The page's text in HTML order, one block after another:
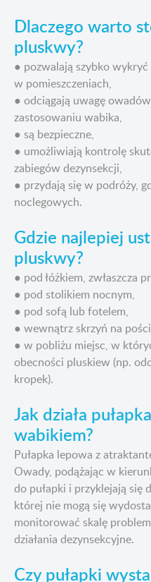
Dlaczego warto
pluskwy?
● pozwalają szybko
w pomieszczeniach,
● odciągają uwagę
zastosowaniu wabika,
● są bezpieczne,
● umożliwiają kontrolę
zabiegów dezynsekcji,
● przydają się w podróży,
noclegowych.
Gdzie najlepiej
pluskwy?
● pod łóżkiem, zwłaszcza
● pod stolikiem nocnym,
● pod sofą lub fotelem,
● wewnątrz skrzyń na
● w pobliżu miejsc, w
obecności pluskiew (np.
kropek).
Jak działa
wabikiem?
Pułapka lepowa z
Owady, podążając w
do pułapki i przyklejają się
której nie mogą się
monitorować skalę
działania dezynsekcyjne.
Czy pułapki